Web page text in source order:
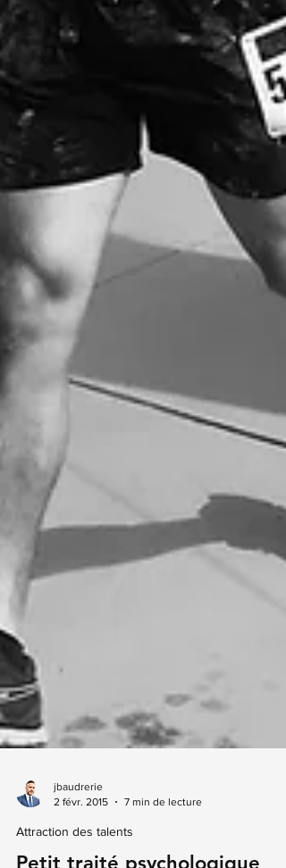
2 févr. 2015
7 min de lecture